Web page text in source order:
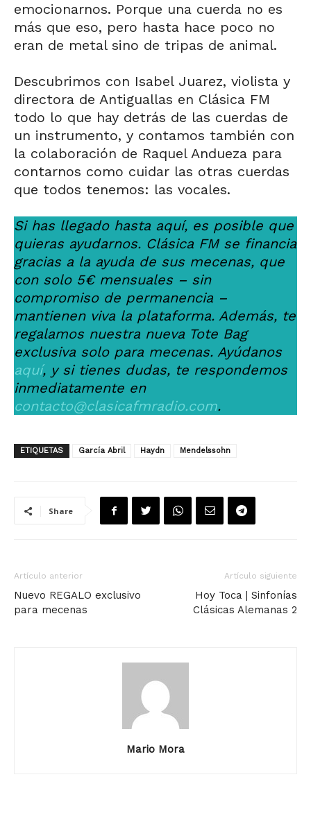
emocionarnos. Porque una cuerda no es
más que eso, pero hasta hace poco no
eran de metal sino de tripas de animal.
Descubrimos con Isabel Juarez, violista y
directora de Antiguallas en Clásica FM
todo lo que hay detrás de las cuerdas de
un instrumento, y contamos también con
la colaboración de Raquel Andueza para
contarnos como cuidar las otras cuerdas
que todos tenemos: las vocales.
Si has llegado hasta aquí, es posible que
quieras ayudarnos. Clásica FM se financia
gracias a la ayuda de sus mecenas, que
con solo 5€ mensuales – sin
compromiso de permanencia –
mantienen viva la plataforma. Además, te
regalamos nuestra nueva Tote Bag
exclusiva solo para mecenas. Ayúdanos
aquí, y si tienes dudas, te respondemos
inmediatamente en
contacto@clasicafmradio.com.
ETIQUETAS García Abril Haydn Mendelssohn
Share
Artículo anterior
Nuevo REGALO exclusivo
para mecenas
Artículo siguiente
Hoy Toca | Sinfonías
Clásicas Alemanas 2
Mario Mora